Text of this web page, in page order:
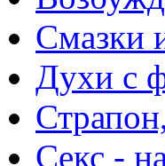
Смазки
Духи с
Секс -